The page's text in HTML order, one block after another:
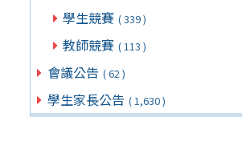
學生競賽 ( 339 )
教師競賽 ( 113 )
會議公告 ( 62 )
學生家長公告 ( 1,630 )